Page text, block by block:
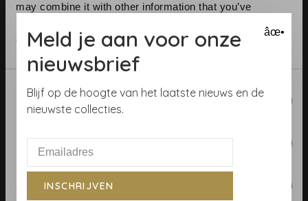
may combine it with other information that you’ve
of their services.
Consent
Selection
Necessary
Statistics
Telefoon:+31 (0)23 531 90 08
E-mail: info@demooistemuren.nl
Adres:
Zijlstraat 83, Haarlem
Algemene voorwaarden
âœ•
Meld je aan voor onze
nieuwsbrief
Blijf op de hoogte van het laatste nieuws en de
nieuwste collecties.
INSCHRIJVEN